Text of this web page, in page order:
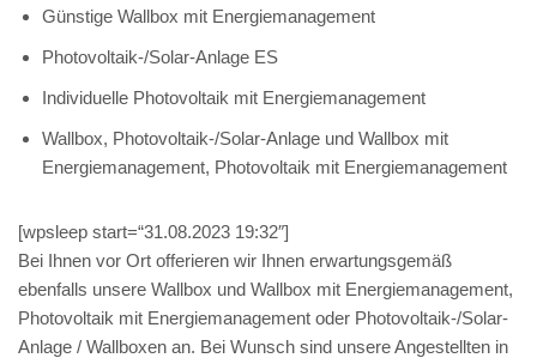
Günstige Wallbox mit Energiemanagement
Photovoltaik-/Solar-Anlage ES
Individuelle Photovoltaik mit Energiemanagement
Wallbox, Photovoltaik-/Solar-Anlage und Wallbox mit
Energiemanagement, Photovoltaik mit Energiemanagement
[wpsleep start=“31.08.2023 19:32″]
Bei Ihnen vor Ort offerieren wir Ihnen erwartungsgemäß
ebenfalls unsere Wallbox und Wallbox mit Energiemanagement,
Photovoltaik mit Energiemanagement oder Photovoltaik-/Solar-
Anlage / Wallboxen an. Bei Wunsch sind unsere Angestellten in